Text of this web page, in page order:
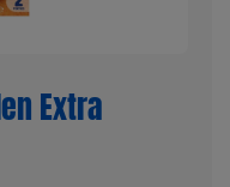
Extra